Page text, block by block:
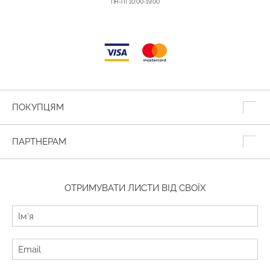
ПН-ПТ 10:00-19:00
ПОКУПЦЯМ
ПАРТНЕРАМ
ОТРИМУВАТИ ЛИСТИ ВІД СВОЇХ